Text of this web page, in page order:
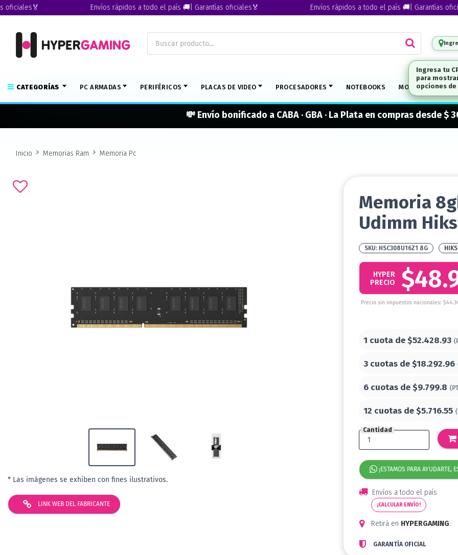
Envíos rápidos a todo el país 🚚| Garantías oficiales🏅 Envíos rápidos a todo el país 🚚| Garantías
CATEGORÍAS PC ARMADAS PERIFÉRICOS PLACAS DE VIDEO PROCESADORES NOTEBOOKS MONITORES
💸 Envío bonificado a CABA · GBA · La Plata en compras desde $
Inicio Memorias Ram Memoria Pc
* Las imágenes se exhiben con fines ilustrativos.
LINK WEB DEL FABRICANTE
Memoria
Udimm
HSC308U16Z1 8G
HYPER
PRECIO
Precio sin impuestos nacionales:
1 cuota de$52.428.93
3 cuotas de$18.292.96
6 cuotas de$9.799.8
12 cuotas de$5.716.55
Cantidad
¡ESTAMOS PARA AYUDARTE,
Envíos a todo el país
¡CALCULAR ENVÍO!
Retirá en HYPERGAMING.
GARANTÍA OFICIAL